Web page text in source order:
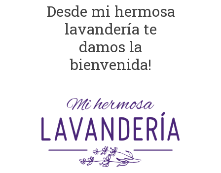
Desde mi hermosa
lavandería te
damos la
bienvenida!